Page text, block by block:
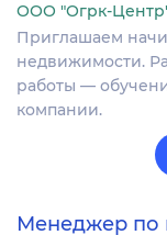
ООО "Огрк-
Приглашаем
недвижимости.
работы —
компании.
Менеджер по